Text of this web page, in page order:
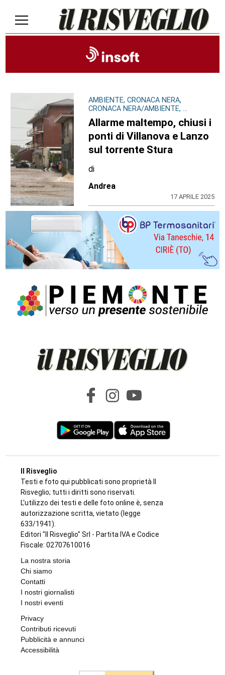
AMBIENTE, CRONACA NERA,
CRONACA NERA/AMBIENTE, ...
Allarme maltempo, chiusi i
ponti di Villanova e Lanzo
sul torrente Stura
di
Andrea
17 APRILE 2025
Il Risveglio
Testi e foto qui pubblicati sono proprietà Il
Risveglio; tutti i diritti sono riservati.
L'utilizzo dei testi e delle foto online è, senza
autorizzazione scritta, vietato (legge
633/1941).
Editori "Il Risveglio" Srl - Partita IVA e Codice
Fiscale: 02707610016
La nostra storia
Chi siamo
Contatti
I nostri giornalisti
I nostri eventi
Privacy
Contributi ricevuti
Pubblicità e annunci
Accessibilità